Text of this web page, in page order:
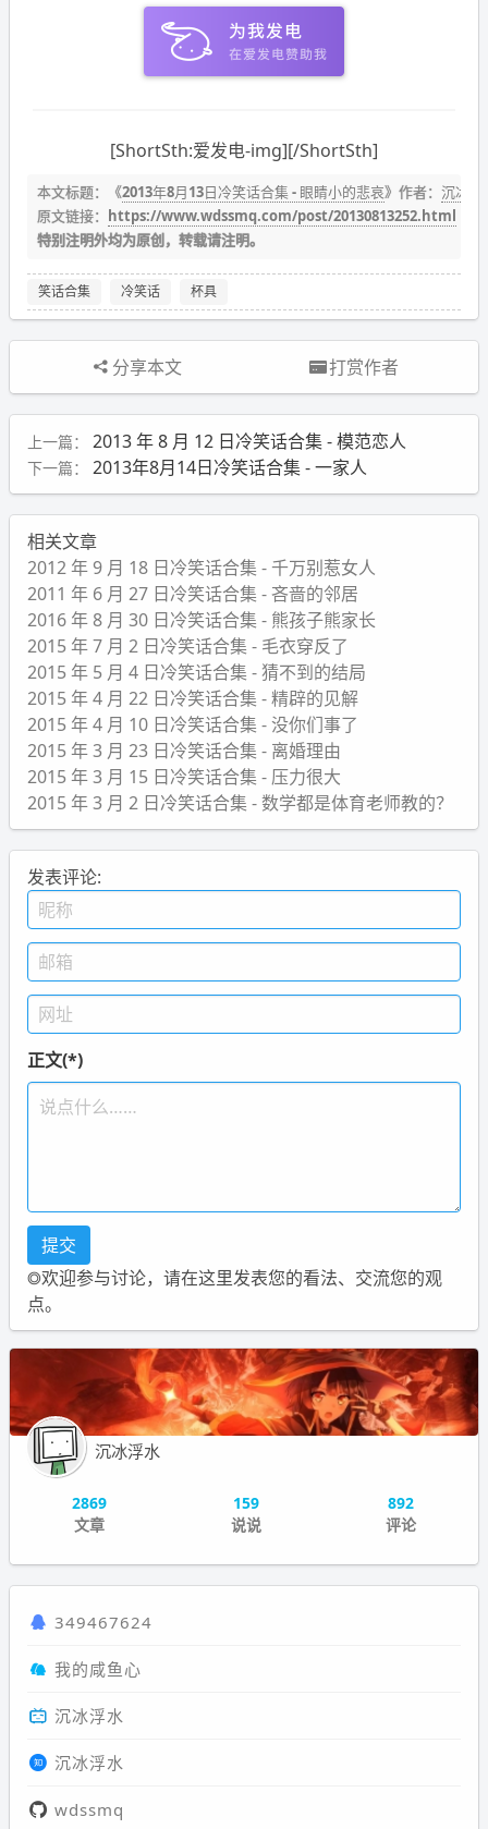
[ShortSth:爱发电-img][/ShortSth]
本文标题：《2013年8月13日冷笑话合集 - 眼睛小的悲哀》作者： 沉冰浮
原文链接： https://www.wdssmq.com/post/20130813252.html
特别注明外均为原创，转载请注明。
笑话合集 冷笑话 杯具
分享本文 打赏作者
上一篇： 2013 年 8 月 12 日冷笑话合集 - 模范恋人
下一篇： 2013年8月14日冷笑话合集 - 一家人
相关文章
2012 年 9 月 18 日冷笑话合集 - 千万别惹女人
2011 年 6 月 27 日冷笑话合集 - 吝啬的邻居
2016 年 8 月 30 日冷笑话合集 - 熊孩子熊家长
2015 年 7 月 2 日冷笑话合集 - 毛衣穿反了
2015 年 5 月 4 日冷笑话合集 - 猜不到的结局
2015 年 4 月 22 日冷笑话合集 - 精辟的见解
2015 年 4 月 10 日冷笑话合集 - 没你们事了
2015 年 3 月 23 日冷笑话合集 - 离婚理由
2015 年 3 月 15 日冷笑话合集 - 压力很大
2015 年 3 月 2 日冷笑话合集 - 数学都是体育老师教的？
发表评论:
正文(*)
◎欢迎参与讨论，请在这里发表您的看法、交流您的观
点。
沉冰浮水
2869
文章
159
说说
892
评论
349467624
我的咸鱼心
沉冰浮水
沉冰浮水
wdssmq